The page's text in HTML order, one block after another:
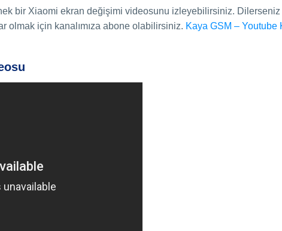
bir Xiaomi ekran değişimi videosunu izleyebilirsiniz. Dilerseniz
olmak için kanalımıza abone olabilirsiniz. Kaya GSM – Youtube